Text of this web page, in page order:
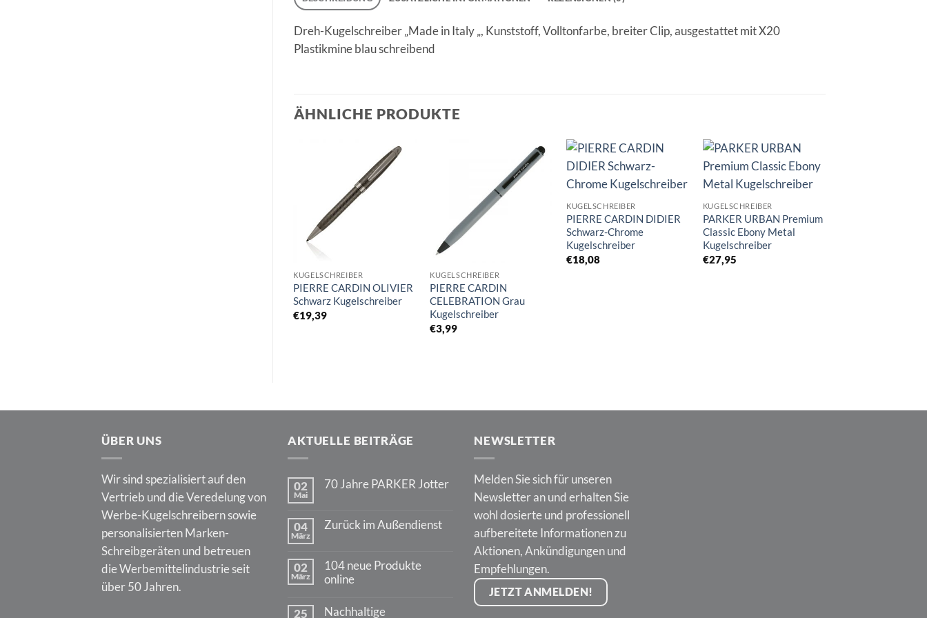
Dreh-Kugelschreiber „Made in Italy „, Kunststoff, Volltonfarbe, breiter Clip, ausgestattet mit X20
Plastikmine blau schreibend
ÄHNLICHE PRODUKTE
Auf die
KUGELSCHREIBER
PIERRE CARDIN OLIVIER
Schwarz Kugelschreiber
€19,39
Auf die
Merkliste
KUGELSCHREIBER
PIERRE CARDIN
CELEBRATION Grau
Kugelschreiber
€3,99
Auf die
Merkliste
KUGELSCHREIBER
PIERRE CARDIN DIDIER
Schwarz-Chrome
Kugelschreiber
€18,08
Auf die
Merkliste
KUGELSCHREIBER
PARKER URBAN Premium
Classic Ebony Metal
Kugelschreiber
€27,95
ÜBER UNS
Wir sind spezialisiert auf den
Vertrieb und die Veredelung von
Werbe-Kugelschreibern sowie
personalisierten Marken-
Schreibgeräten und betreuen
die Werbemittelindustrie seit
über 50 Jahren.
AKTUELLE BEITRÄGE
02
Mai
70 Jahre PARKER Jotter
zu
70
04
März
Zurück im Außendienst
zu
Zurück
im
02
März
104 neue Produkte
online
zu
25 Nachhaltige
NEWSLETTER
Melden Sie sich für unseren
Newsletter an und erhalten Sie
wohl dosierte und professionell
aufbereitete Informationen zu
Aktionen, Ankündigungen und
Empfehlungen.
JETZT ANMELDEN!